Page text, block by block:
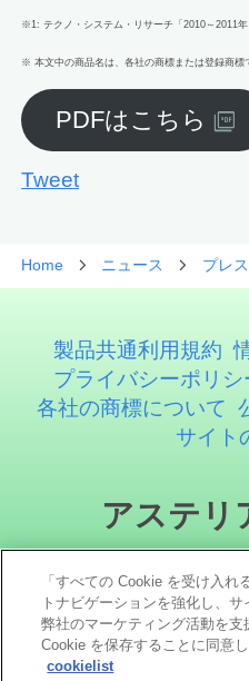
※1: テクノ・システム・リサーチ「2010～2011年
※ 本文中の商品名は、各社の商標または登録商標
PDFはこちら
Tweet
Home ニュース プレ
製品共通利用規約
プライバシーポリシ
各社の商標について
サイト
アステリ
「すべての Cookie を受け入れ
トナビゲーションを強化し、サ
弊社のマーケティング活動を
Cookie を保存することに同意
cookielist